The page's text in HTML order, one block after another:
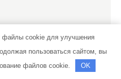
файлы cookie для улучшения
пользоваться сайтом, вы
файлов cookie.
OK